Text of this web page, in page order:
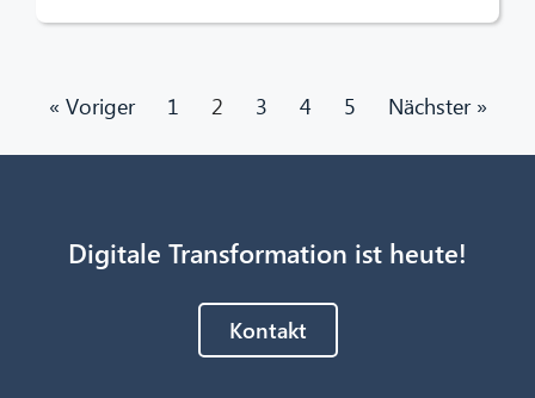
« Voriger 1 2 3 4 5 Nächster »
Digitale Transformation ist heute!
Kontakt